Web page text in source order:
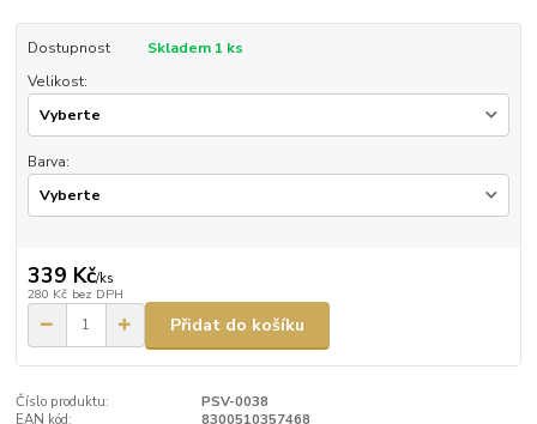
Dostupnost
Skladem 1 ks
Velikost:
Barva:
339 Kč/ks
280 Kč bez DPH
Přidat do košíku
Číslo produktu:
PSV-0038
EAN kód:
8300510357468